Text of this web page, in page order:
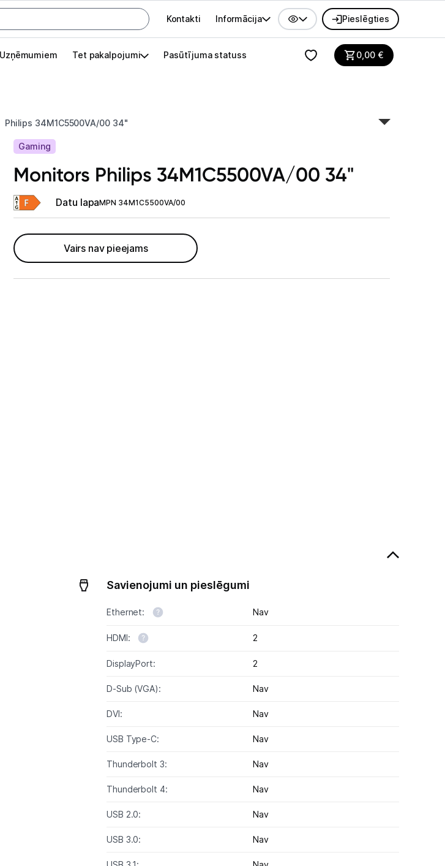
Galvenes izvēlne
Kontakti Informācija Pieslēgties
Uzņēmumiem Tet pakalpojumi Pasūtījuma statuss 0,00€
Philips 34M1C5500VA/00 34"
Pieslēgties
>
un piederumi
Gaming
Monitors Philips 34M1C5500VA/00 34"
Datu lapaMPN 34M1C5500VA/00
Vairs nav pieejams
Savienojumi un pieslēgumi
Ethernet: Nav
HDMI: 2
DisplayPort: 2
D-Sub (VGA): Nav
DVI: Nav
USB Type-C: Nav
Thunderbolt 3: Nav
Thunderbolt 4: Nav
USB 2.0: Nav
USB 3.0: Nav